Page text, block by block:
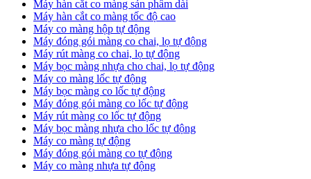
​Máy hàn cắt co màng sản phẩm dài
​Máy hàn cắt co màng tốc độ cao
Máy co màng hộp tự động
Máy đóng gói màng co chai, lọ tự động
Máy rút màng co chai, lọ tự động
Máy bọc màng nhựa cho chai, lọ tự động
Máy co màng lốc tự động
Máy bọc màng co lốc tự động
Máy đóng gói màng co lốc tự động
Máy rút màng co lốc tự động
Máy bọc màng nhựa cho lốc tự động
Máy co màng tự động
Máy đóng gói màng co tự động
Máy co màng nhựa tự động